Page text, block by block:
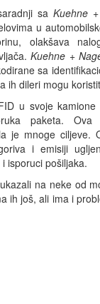
sa Kuehne
u
olakšava
Kuehne +
sa
ih dileri mogu
u svoje
paketa. Ova
je mnoge ciljeve.
i emisiji
isporuci pošiljaka.
na neke od
ih još, ali ima i